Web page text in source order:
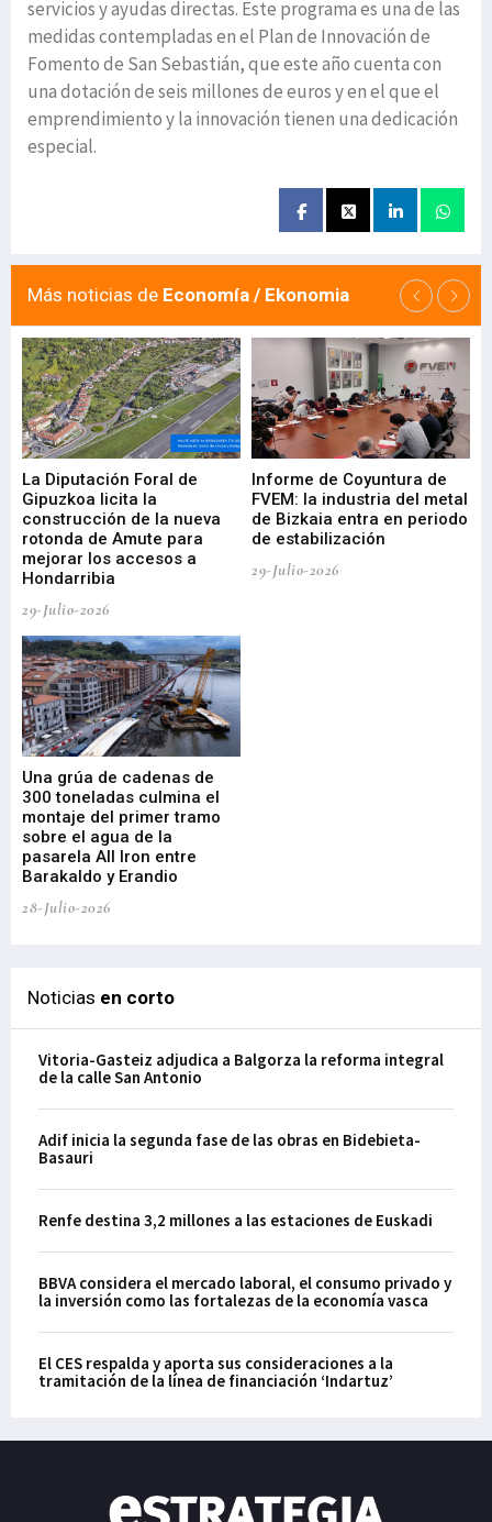
servicios y ayudas directas. Este programa es una de las
medidas contempladas en el Plan de Innovación de
Fomento de San Sebastián, que este año cuenta con
una dotación de seis millones de euros y en el que el
emprendimiento y la innovación tienen una dedicación
especial.
Más noticias de Economía / Ekonomia
La Diputación Foral de
Gipuzkoa licita la
construcción de la nueva
rotonda de Amute para
mejorar los accesos a
Hondarribia
29-Julio-2026
Informe de Coyuntura de
FVEM: la industria del metal
de Bizkaia entra en periodo
de estabilización
29-Julio-2026
Una grúa de cadenas de
300 toneladas culmina el
montaje del primer tramo
sobre el agua de la
pasarela All Iron entre
Barakaldo y Erandio
28-Julio-2026
Noticias en corto
Vitoria-Gasteiz adjudica a Balgorza la reforma integral
de la calle San Antonio
Adif inicia la segunda fase de las obras en Bidebieta-
Basauri
Renfe destina 3,2 millones a las estaciones de Euskadi
BBVA considera el mercado laboral, el consumo privado y
la inversión como las fortalezas de la economía vasca
El CES respalda y aporta sus consideraciones a la
tramitación de la línea de financiación ‘Indartuz’